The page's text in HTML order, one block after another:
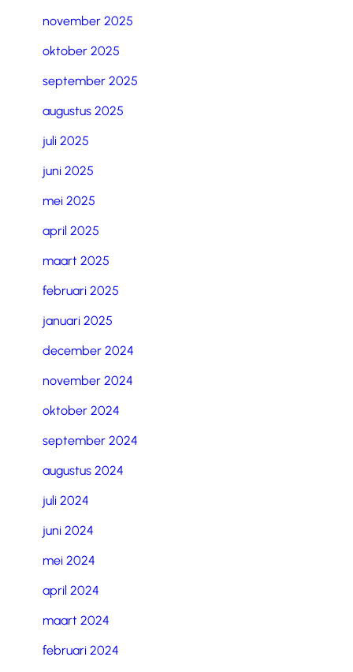
november 2025
oktober 2025
september 2025
augustus 2025
juli 2025
juni 2025
mei 2025
april 2025
maart 2025
februari 2025
januari 2025
december 2024
november 2024
oktober 2024
september 2024
augustus 2024
juli 2024
juni 2024
mei 2024
april 2024
maart 2024
februari 2024